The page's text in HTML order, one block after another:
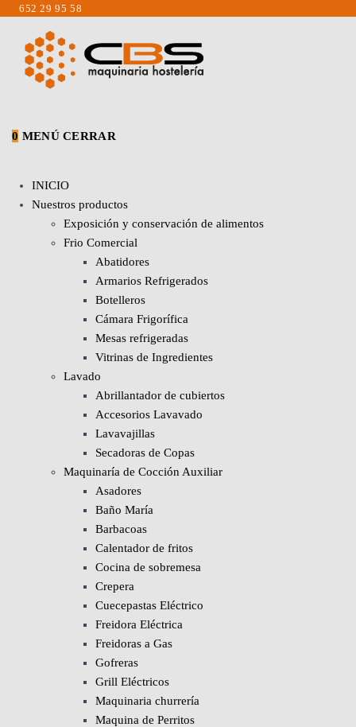
Saltar
contenido
652 29 95 58
0 MENÚ CERRAR
INICIO
Nuestros productos
Exposición y conservación de alimentos
Frio Comercial
Abatidores
Armarios Refrigerados
Botelleros
Cámara Frigorífica
Mesas refrigeradas
Vitrinas de Ingredientes
Lavado
Abrillantador de cubiertos
Accesorios Lavavado
Lavavajillas
Secadoras de Copas
Maquinaría de Cocción Auxiliar
Asadores
Baño María
Barbacoas
Calentador de fritos
Cocina de sobremesa
Crepera
Cuecepastas Eléctrico
Freidora Eléctrica
Freidoras a Gas
Gofreras
Grill Eléctricos
Maquinaria churrería
Maquina de Perritos